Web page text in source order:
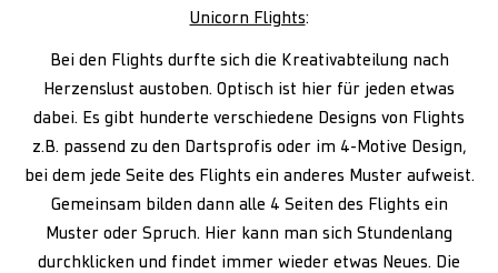
Unicorn Flights:
Bei den Flights durfte sich die Kreativabteilung nach
Herzenslust austoben. Optisch ist hier für jeden etwas
dabei. Es gibt hunderte verschiedene Designs von Flights
z.B. passend zu den Dartsprofis oder im 4-Motive Design,
bei dem jede Seite des Flights ein anderes Muster aufweist.
Gemeinsam bilden dann alle 4 Seiten des Flights ein
Muster oder Spruch. Hier kann man sich Stundenlang
durchklicken und findet immer wieder etwas Neues. Die